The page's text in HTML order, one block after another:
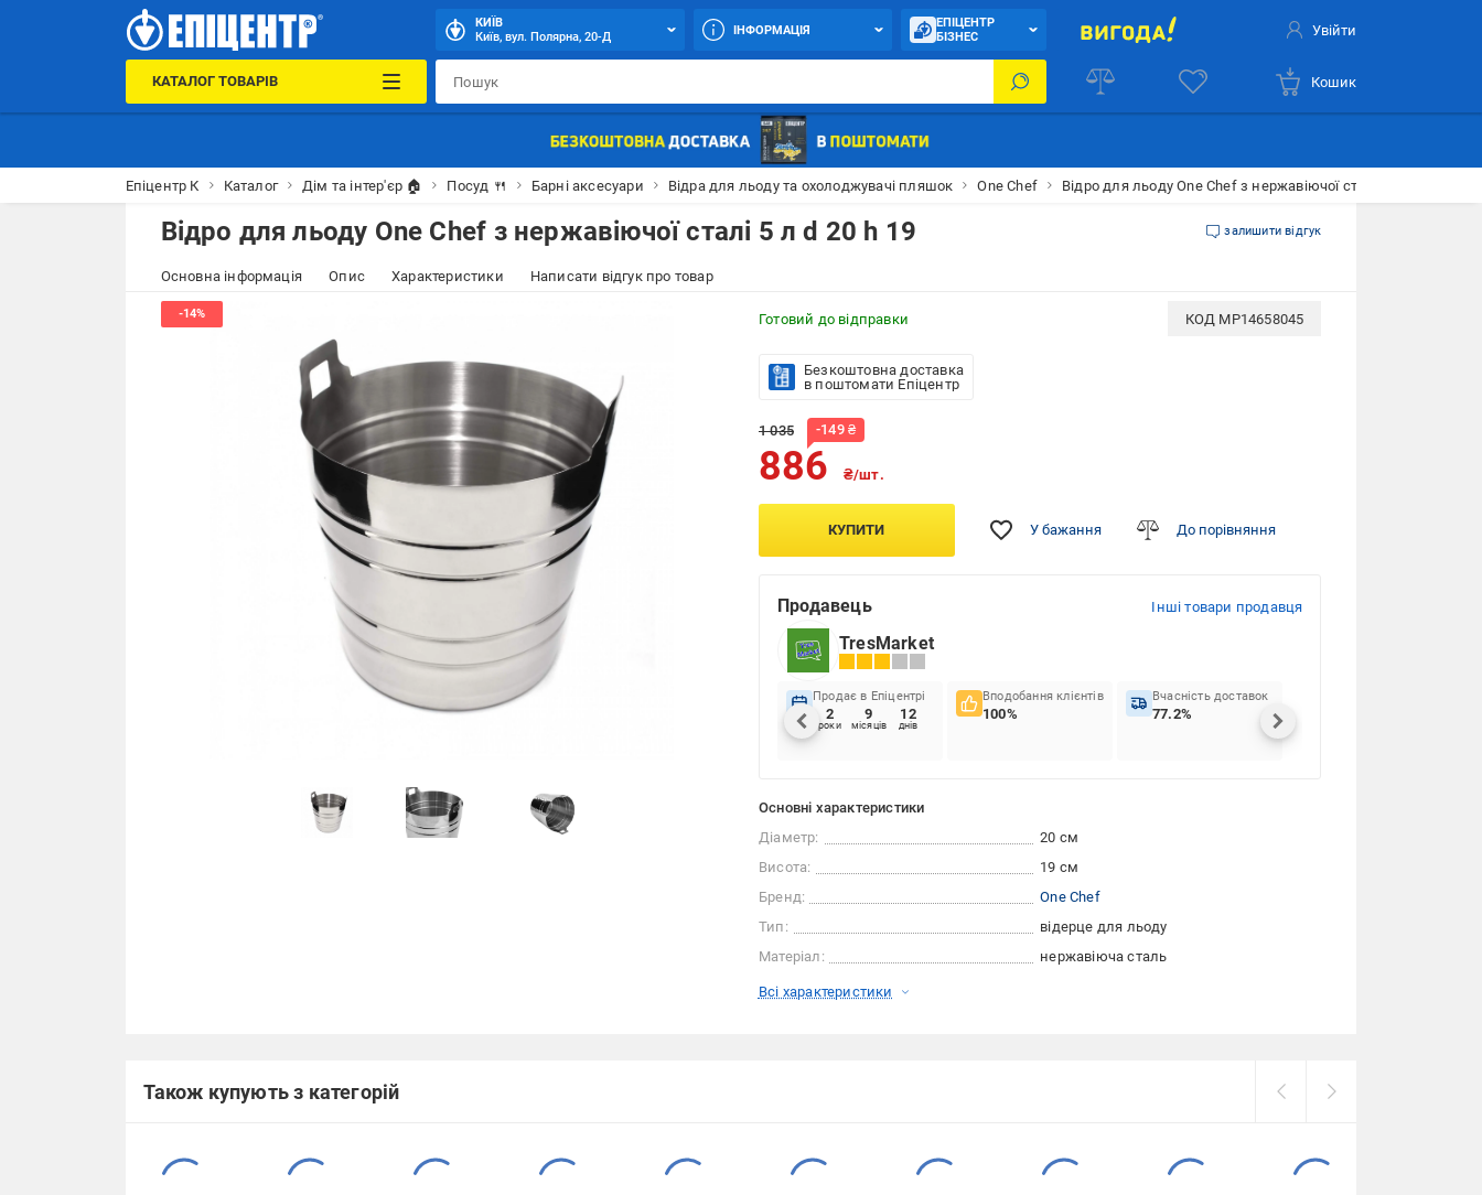
КИЇВ
Київ, вул. Полярна, 20-Д
ІНФОРМАЦІЯ
ЕПІЦЕНТР
БІЗНЕС
Увійти
КАТАЛОГ ТОВАРІВ Кошик
Епіцентр К Каталог Дім та інтер'єр 🏠 Посуд 🍴 Барні аксесуари Відра для льоду та охолоджувачі пляшок One Chef Відро для льоду One Chef з нержавіючої сталі 5 л d 20 h 19
Відро для льоду One Chef з нержавіючої сталі 5 л d 20 h 19 залишити відгук
Основна інформація Опис Характеристики Написати відгук про товар
Готовий до відправки КОД MP14658045
Безкоштовна доставка
в поштомати Епіцентр
1 035 -149₴
886 ₴/шт.
КУПИТИ У бажання До порівняння
Продавець Інші товари продавця
TresMarket
Продає в Епіцентрі
2
роки
9
місяців
12
днів
Вподобання клієнтів
100%
Вчасність доставок
77.2%
Основні характеристики
Діаметр:
20 см
Висота:
19 см
Бренд:
One Chef
Тип:
відерце для льоду
Матеріал:
нержавіюча сталь
Всі характеристики
Також купують з категорій